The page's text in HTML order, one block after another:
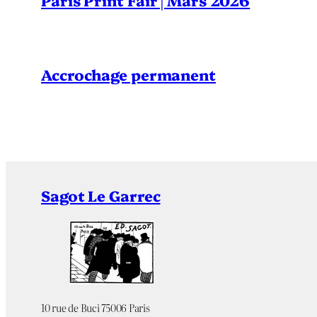
Accrochage permanent
Sagot Le Garrec
10 rue de Buci 75006 Paris